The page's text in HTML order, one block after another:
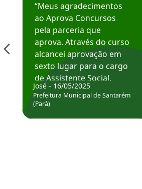
“Meus agradecimentos
ao Aprova Concursos
pela parceria que
aprova. Através do curso
alcancei aprovação em
sexto lugar para o cargo
de Assistente Social.
Hoje estou atuando na
Prefeitura de Santarém.
José - 16/05/2025
Prefeitura Municipal de Santarém
(Pará)